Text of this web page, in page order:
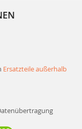
Ersatzteile außerhalb